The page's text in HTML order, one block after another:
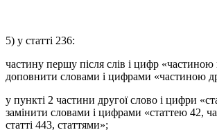
5) у статті 236:
частину першу після слів і цифр «частиною
доповнити словами і цифрами «частиною
у пункті 2 частини другої слово і цифри
замінити словами і цифрами «статтею 42,
статті 443, статтями»;